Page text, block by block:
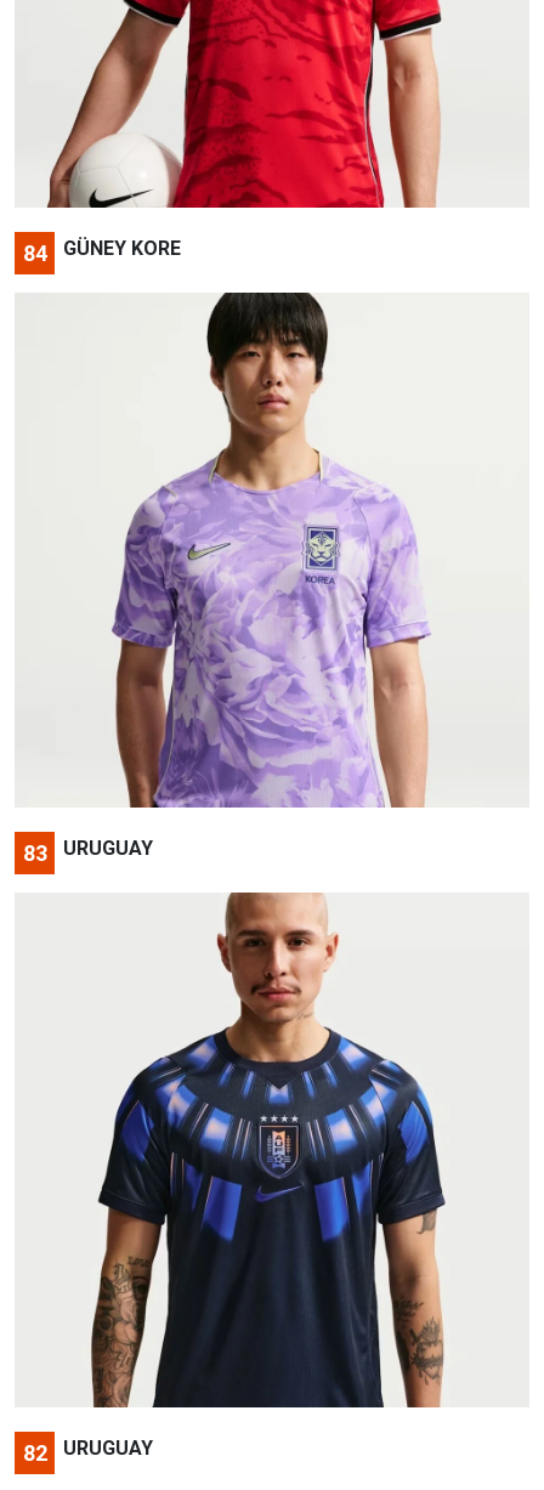
84 GÜNEY KORE
83 URUGUAY
82 URUGUAY